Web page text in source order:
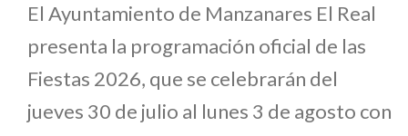
El Ayuntamiento de Manzanares El Real
presenta la programación oficial de las
Fiestas 2026, que se celebrarán del
jueves 30 de julio al lunes 3 de agosto con